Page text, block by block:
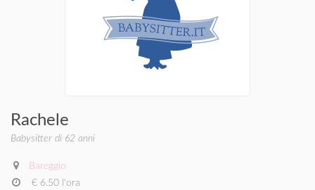
Rachele
Babysitter di 62 anni
Bareggio
€ 6.50 l'ora